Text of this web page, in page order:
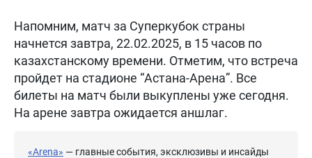
Напомним, матч за Суперкубок страны
начнется завтра, 22.02.2025, в 15 часов по
казахстанскому времени. Отметим, что встреча
пройдет на стадионе “Астана-Арена”. Все
билеты на матч были выкуплены уже сегодня.
На арене завтра ожидается аншлаг.
«Arena» — главные события, эксклюзивы и инсайды